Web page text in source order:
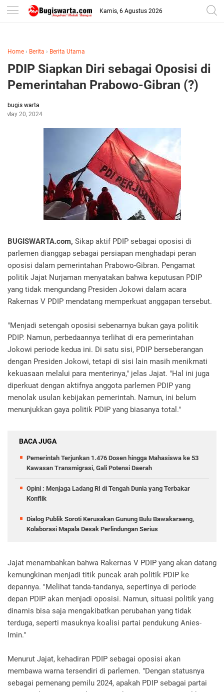
-->
Kamis, 6 Agustus 2026
Home › Berita › Berita Utama
PDIP Siapkan Diri sebagai Oposisi di
Pemerintahan Prabowo-Gibran (?)
bugis warta
May 20, 2024
BUGISWARTA.com, Sikap aktif PDIP sebagai oposisi di
parlemen dianggap sebagai persiapan menghadapi peran
oposisi dalam pemerintahan Prabowo-Gibran. Pengamat
politik Jajat Nurjaman menyatakan bahwa keputusan PDIP
yang tidak mengundang Presiden Jokowi dalam acara
Rakernas V PDIP mendatang memperkuat anggapan tersebut.
"Menjadi setengah oposisi sebenarnya bukan gaya politik
PDIP. Namun, perbedaannya terlihat di era pemerintahan
Jokowi periode kedua ini. Di satu sisi, PDIP berseberangan
dengan Presiden Jokowi, tetapi di sisi lain masih menikmati
kekuasaan melalui para menterinya," jelas Jajat. "Hal ini juga
diperkuat dengan aktifnya anggota parlemen PDIP yang
menolak usulan kebijakan pemerintah. Namun, ini belum
menunjukkan gaya politik PDIP yang biasanya total."
BACA JUGA
Pemerintah Terjunkan 1.476 Dosen hingga Mahasiswa ke 53
Kawasan Transmigrasi, Gali Potensi Daerah
Opini : Menjaga Ladang RI di Tengah Dunia yang Terbakar
Konflik
Dialog Publik Soroti Kerusakan Gunung Bulu Bawakaraeng,
Kolaborasi Mapala Desak Perlindungan Serius
Jajat menambahkan bahwa Rakernas V PDIP yang akan datang
kemungkinan menjadi titik puncak arah politik PDIP ke
depannya. "Melihat tanda-tandanya, sepertinya di periode
depan PDIP akan menjadi oposisi. Namun, situasi politik yang
dinamis bisa saja mengakibatkan perubahan yang tidak
terduga, seperti masuknya koalisi partai pendukung Anies-
Imin."
Menurut Jajat, kehadiran PDIP sebagai oposisi akan
membawa warna tersendiri di parlemen. "Dengan statusnya
sebagai pemenang pemilu 2024, apakah PDIP sebagai partai